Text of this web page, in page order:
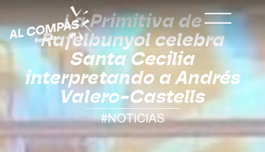
La Primitiva de
Rafelbunyol celebra
Santa Cecilia
interpretando a Andrés
Valero-Castells
#NOTICIAS